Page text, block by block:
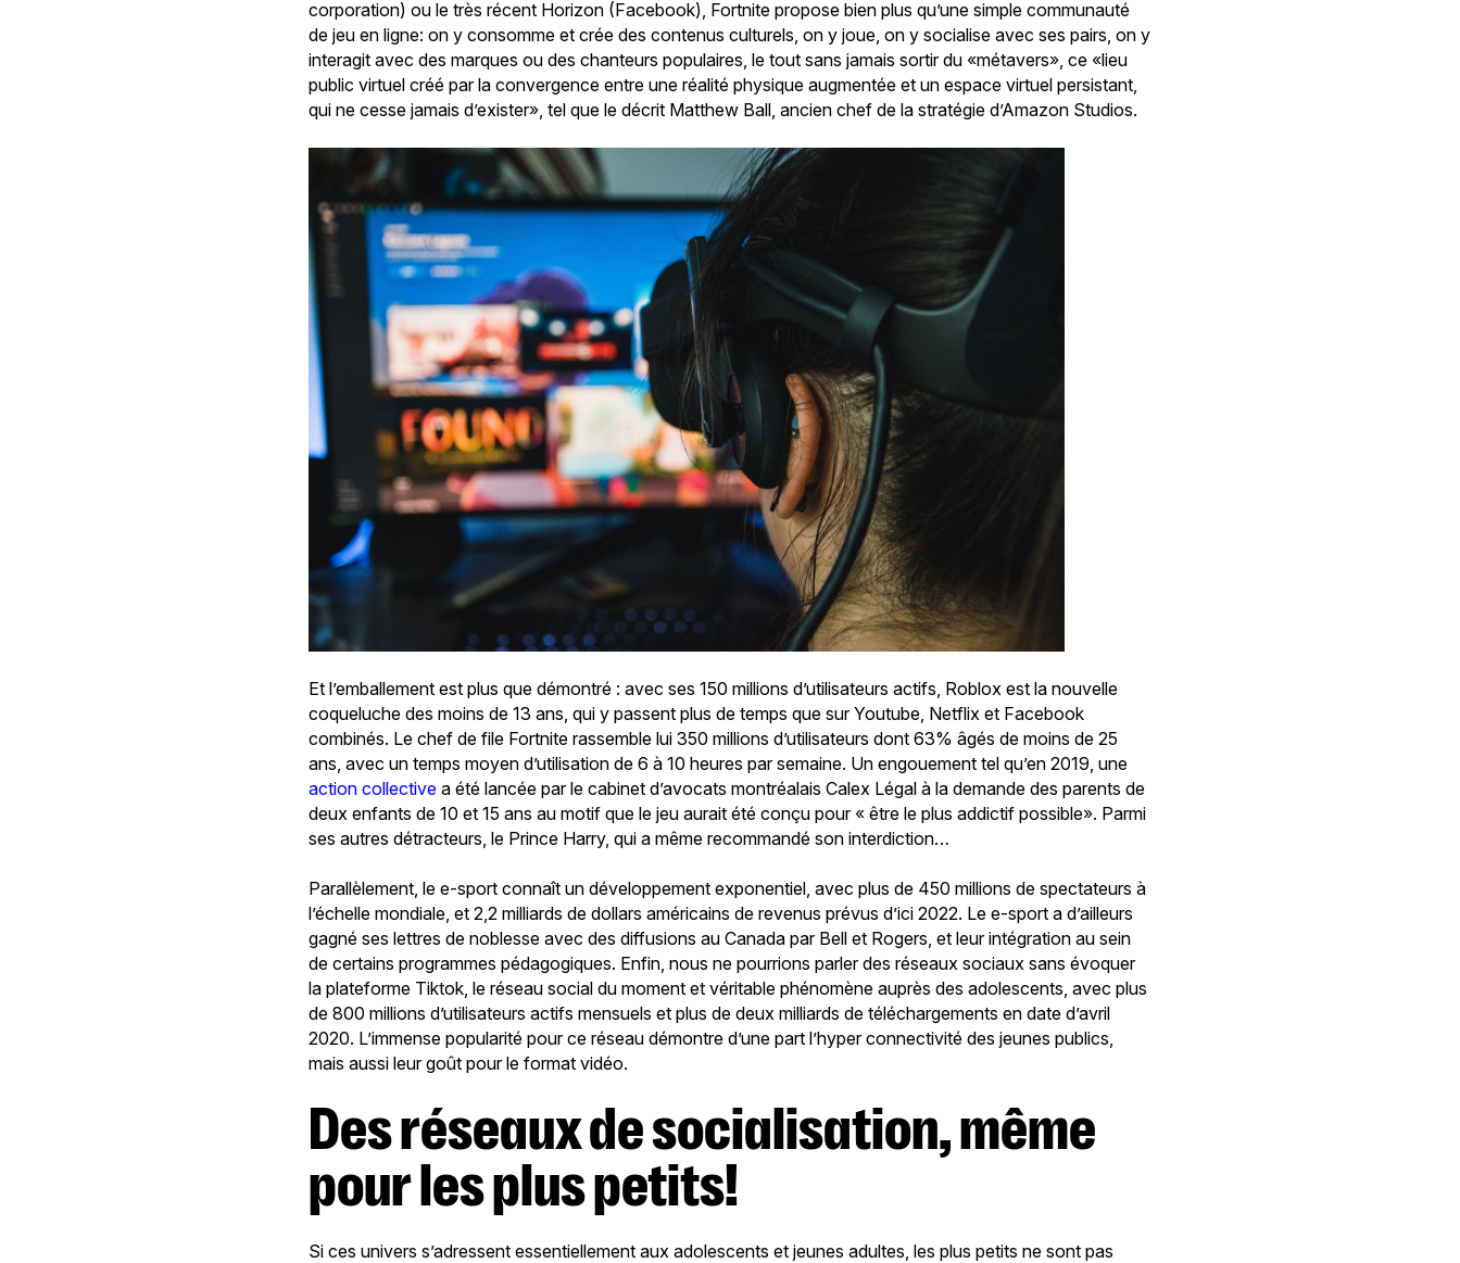
corporation) ou le très récent Horizon (Facebook), Fortnite propose bien plus qu’une simple communauté
de jeu en ligne: on y consomme et crée des contenus culturels, on y joue, on y socialise avec ses pairs, on y
interagit avec des marques ou des chanteurs populaires, le tout sans jamais sortir du «métavers», ce «lieu
public virtuel créé par la convergence entre une réalité physique augmentée et un espace virtuel persistant,
qui ne cesse jamais d’exister», tel que le décrit Matthew Ball, ancien chef de la stratégie d’Amazon Studios.
Et l’emballement est plus que démontré : avec ses 150 millions d’utilisateurs actifs, Roblox est la nouvelle
coqueluche des moins de 13 ans, qui y passent plus de temps que sur Youtube, Netflix et Facebook
combinés. Le chef de file Fortnite rassemble lui 350 millions d’utilisateurs dont 63% âgés de moins de 25
ans, avec un temps moyen d’utilisation de 6 à 10 heures par semaine. Un engouement tel qu’en 2019, une
action collective a été lancée par le cabinet d’avocats montréalais Calex Légal à la demande des parents de
deux enfants de 10 et 15 ans au motif que le jeu aurait été conçu pour « être le plus addictif possible». Parmi
ses autres détracteurs, le Prince Harry, qui a même recommandé son interdiction…
Parallèlement, le e-sport connaît un développement exponentiel, avec plus de 450 millions de spectateurs à
l’échelle mondiale, et 2,2 milliards de dollars américains de revenus prévus d’ici 2022. Le e-sport a d’ailleurs
gagné ses lettres de noblesse avec des diffusions au Canada par Bell et Rogers, et leur intégration au sein
de certains programmes pédagogiques. Enfin, nous ne pourrions parler des réseaux sociaux sans évoquer
la plateforme Tiktok, le réseau social du moment et véritable phénomène auprès des adolescents, avec plus
de 800 millions d’utilisateurs actifs mensuels et plus de deux milliards de téléchargements en date d’avril
2020. L’immense popularité pour ce réseau démontre d’une part l’hyper connectivité des jeunes publics,
mais aussi leur goût pour le format vidéo.
Des réseaux de socialisation, même
pour les plus petits!
Si ces univers s’adressent essentiellement aux adolescents et jeunes adultes, les plus petits ne sont pas